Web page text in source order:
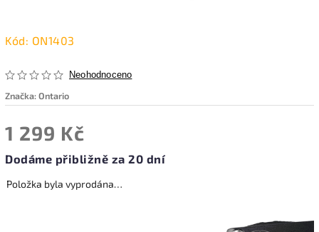
Kód: ON1403
Neohodnoceno
Značka:Ontario
1 299 Kč
Dodáme přibližně za 20 dní
Položka byla vyprodána…